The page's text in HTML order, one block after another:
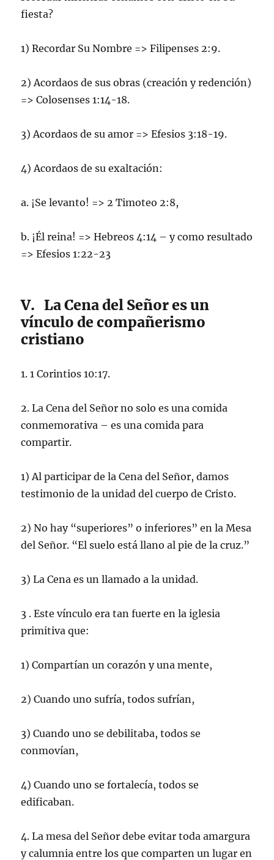
fiesta?
1) Recordar Su Nombre => Filipenses 2:9.
2) Acordaos de sus obras (creación y redención)
=> Colosenses 1:14-18.
3) Acordaos de su amor => Efesios 3:18-19.
4) Acordaos de su exaltación:
a. ¡Se levanto! => 2 Timoteo 2:8,
b. ¡Él reina! => Hebreos 4:14 – y como resultado
=> Efesios 1:22-23
V. La Cena del Señor es un
vínculo de compañerismo
cristiano
1. 1 Corintios 10:17.
2. La Cena del Señor no solo es una comida
conmemorativa – es una comida para
compartir.
1) Al participar de la Cena del Señor, damos
testimonio de la unidad del cuerpo de Cristo.
2) No hay “superiores” o inferiores” en la Mesa
del Señor. “El suelo está llano al pie de la cruz.”
3) La Cena es un llamado a la unidad.
3 . Este vínculo era tan fuerte en la iglesia
primitiva que:
1) Compartían un corazón y una mente,
2) Cuando uno sufría, todos sufrían,
3) Cuando uno se debilitaba, todos se
conmovían,
4) Cuando uno se fortalecía, todos se
edificaban.
4. La mesa del Señor debe evitar toda amargura
y calumnia entre los que comparten un lugar en